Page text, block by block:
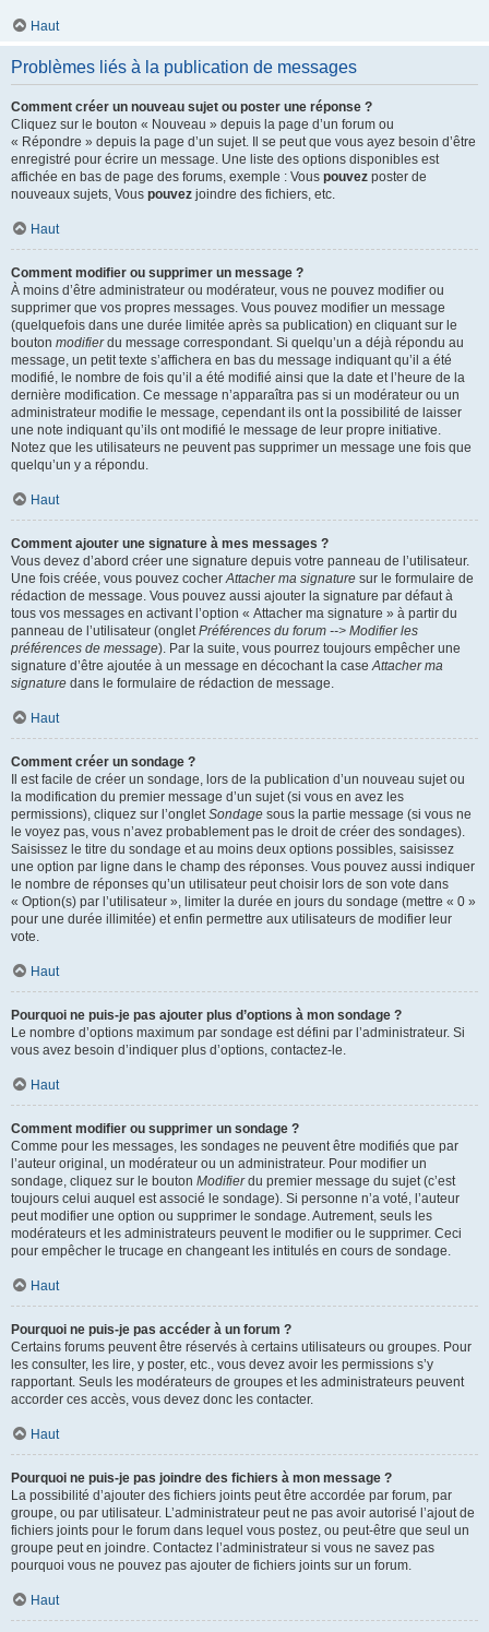
Haut
Problèmes liés à la publication de messages
Comment créer un nouveau sujet ou poster une réponse ?
Cliquez sur le bouton « Nouveau » depuis la page d’un forum ou
« Répondre » depuis la page d’un sujet. Il se peut que vous ayez besoin d’être
enregistré pour écrire un message. Une liste des options disponibles est
affichée en bas de page des forums, exemple : Vous pouvez poster de
nouveaux sujets, Vous pouvez joindre des fichiers, etc.
Haut
Comment modifier ou supprimer un message ?
À moins d’être administrateur ou modérateur, vous ne pouvez modifier ou
supprimer que vos propres messages. Vous pouvez modifier un message
(quelquefois dans une durée limitée après sa publication) en cliquant sur le
bouton modifierdu message correspondant. Si quelqu’un a déjà répondu au
message, un petit texte s’affichera en bas du message indiquant qu’il a été
modifié, le nombre de fois qu’il a été modifié ainsi que la date et l’heure de la
dernière modification. Ce message n’apparaîtra pas si un modérateur ou un
administrateur modifie le message, cependant ils ont la possibilité de laisser
une note indiquant qu’ils ont modifié le message de leur propre initiative.
Notez que les utilisateurs ne peuvent pas supprimer un message une fois que
quelqu’un y a répondu.
Haut
Comment ajouter une signature à mes messages ?
Vous devez d’abord créer une signature depuis votre panneau de l’utilisateur.
Une fois créée, vous pouvez cocherAttacher ma signature sur le formulaire de
rédaction de message. Vous pouvez aussi ajouter la signature par défaut à
tous vos messages en activant l’option « Attacher ma signature » à partir du
panneau de l’utilisateur (ongletPréférences du forum --> Modifier les
préférences de message). Par la suite, vous pourrez toujours empêcher une
signature d’être ajoutée à un message en décochant la caseAttacher ma
signature dans le formulaire de rédaction de message.
Haut
Comment créer un sondage ?
Il est facile de créer un sondage, lors de la publication d’un nouveau sujet ou
la modification du premier message d’un sujet (si vous en avez les
permissions), cliquez sur l’ongletSondage sous la partie message (si vous ne
le voyez pas, vous n’avez probablement pas le droit de créer des sondages).
Saisissez le titre du sondage et au moins deux options possibles, saisissez
une option par ligne dans le champ des réponses. Vous pouvez aussi indiquer
le nombre de réponses qu’un utilisateur peut choisir lors de son vote dans
« Option(s) par l’utilisateur », limiter la durée en jours du sondage (mettre « 0 »
pour une durée illimitée) et enfin permettre aux utilisateurs de modifier leur
vote.
Haut
Pourquoi ne puis-je pas ajouter plus d’options à mon sondage ?
Le nombre d’options maximum par sondage est défini par l’administrateur. Si
vous avez besoin d’indiquer plus d’options, contactez-le.
Haut
Comment modifier ou supprimer un sondage ?
Comme pour les messages, les sondages ne peuvent être modifiés que par
l’auteur original, un modérateur ou un administrateur. Pour modifier un
sondage, cliquez sur le bouton Modifierdu premier message du sujet (c’est
toujours celui auquel est associé le sondage). Si personne n’a voté, l’auteur
peut modifier une option ou supprimer le sondage. Autrement, seuls les
modérateurs et les administrateurs peuvent le modifier ou le supprimer. Ceci
pour empêcher le trucage en changeant les intitulés en cours de sondage.
Haut
Pourquoi ne puis-je pas accéder à un forum ?
Certains forums peuvent être réservés à certains utilisateurs ou groupes. Pour
les consulter, les lire, y poster, etc., vous devez avoir les permissions s’y
rapportant. Seuls les modérateurs de groupes et les administrateurs peuvent
accorder ces accès, vous devez donc les contacter.
Haut
Pourquoi ne puis-je pas joindre des fichiers à mon message ?
La possibilité d’ajouter des fichiers joints peut être accordée par forum, par
groupe, ou par utilisateur. L’administrateur peut ne pas avoir autorisé l’ajout de
fichiers joints pour le forum dans lequel vous postez, ou peut-être que seul un
groupe peut en joindre. Contactez l’administrateur si vous ne savez pas
pourquoi vous ne pouvez pas ajouter de fichiers joints sur un forum.
Haut